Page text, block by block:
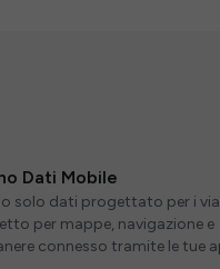
Dati Mobile
solo dati progettato per i
per mappe, navigazione e
connesso tramite le tue